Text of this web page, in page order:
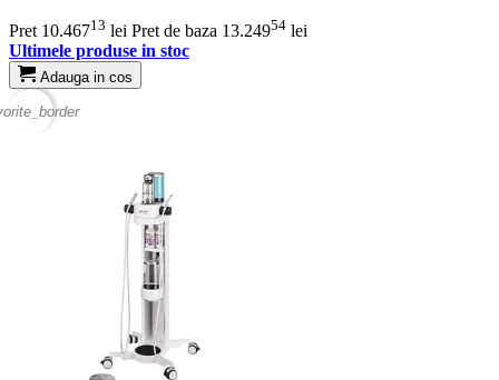
Pret 10.46713 lei Pret de baza 13.24954 lei
Ultimele produse in stoc
Adauga in cos